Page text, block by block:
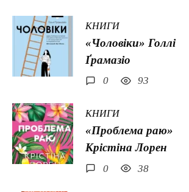
КНИГИ
«Чоловіки» Голлі
Ґрамазіо
0 93
КНИГИ
«Проблема раю»
Крістіна Лорен
0 38